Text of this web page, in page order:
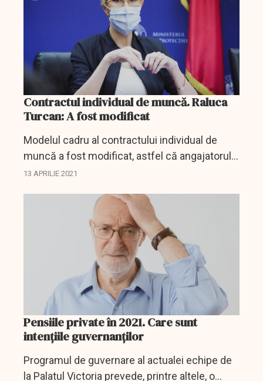
Contractul individual de muncă. Raluca
Turcan: A fost modificat
Modelul cadru al contractului individual de
muncă a fost modificat, astfel că angajatorul
trebuie să informeze salariatul, la momentul
13 APRILIE 2021
Pensiile private în 2021. Care sunt
intențiile guvernanților
Programul de guvernare al actualei echipe de
la Palatul Victoria prevede, printre altele, o